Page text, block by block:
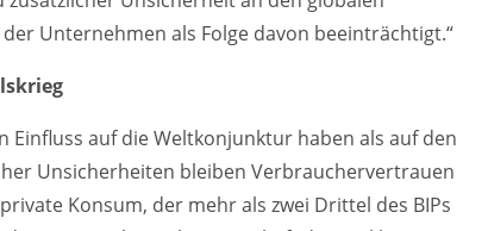
Unternehmen als Folge davon beeinträchtigt.“
auf die Weltkonjunktur haben als auf den
Unsicherheiten bleiben Verbrauchervertrauen
Konsum, der mehr als zwei Drittel des BIPs